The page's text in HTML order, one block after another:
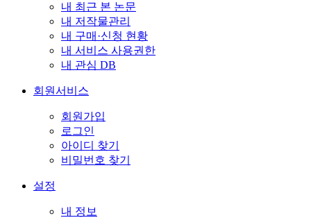
내 최근 본 논문
내 저작물관리
내 구매·신청 현황
내 서비스 사용권한
내 관심 DB
회원서비스
회원가입
로그인
아이디 찾기
비밀번호 찾기
설정
내 정보